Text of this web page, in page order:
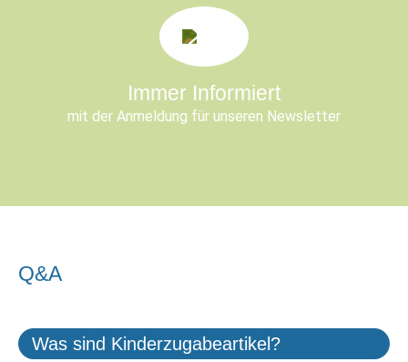
Immer Informiert
mit der Anmeldung für unseren Newsletter
Q&A
Was sind Kinderzugabeartikel?